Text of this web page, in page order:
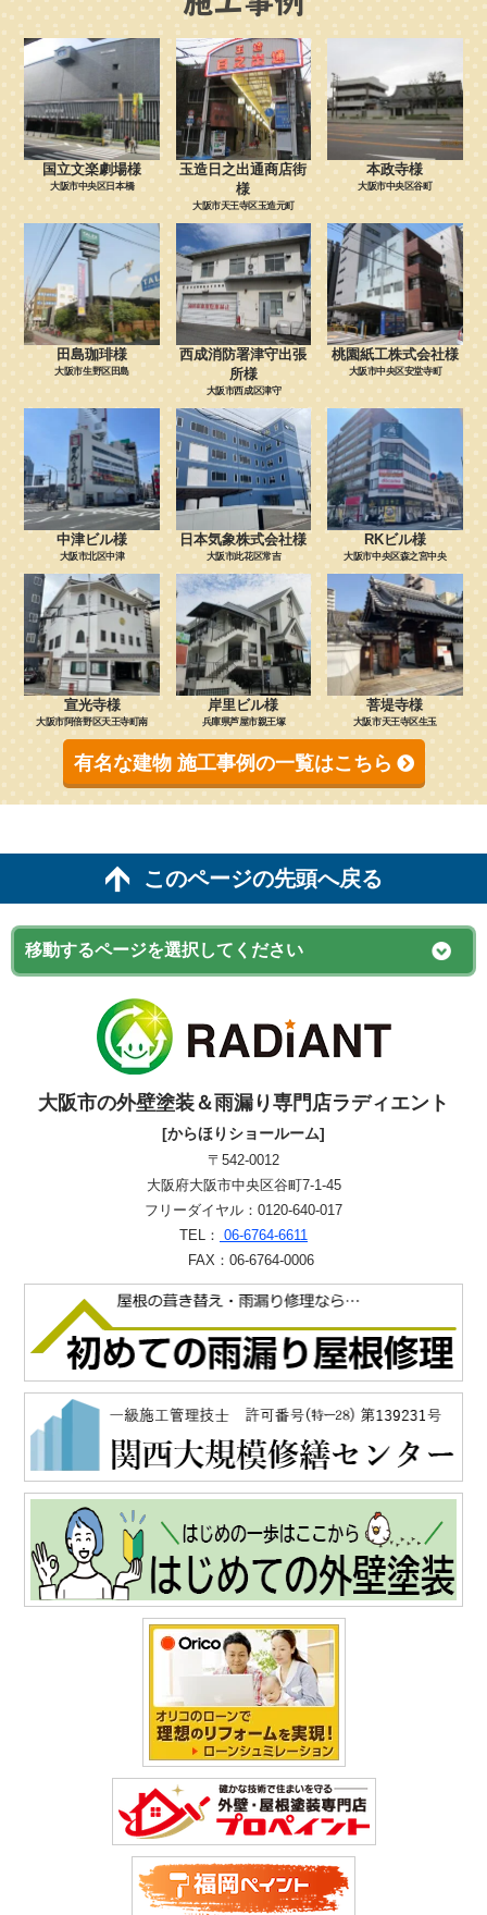
国立文楽劇場様
大阪市中央区日本橋
玉造日之出通商店街
様
大阪市天王寺区玉造元町
本政寺様
大阪市中央区谷町
田島珈琲様
大阪市生野区田島
西成消防署津守出張
所様
大阪市西成区津守
桃園紙工株式会社様
大阪市中央区安堂寺町
中津ビル様
大阪市北区中津
日本気象株式会社様
大阪市此花区常吉
RKビル様
大阪市中央区森之宮中央
宣光寺様
大阪市阿倍野区天王寺町南
岸里ビル様
兵庫県芦屋市親王塚
菩堤寺様
大阪市天王寺区生玉
有名な建物 施工事例の一覧はこちら
このページの先頭へ戻る
大阪市の外壁塗装＆雨漏り専門店ラディエント
[からほりショールーム]
〒542-0012
大阪府大阪市中央区谷町7-1-45
フリーダイヤル：0120-640-017
TEL： 06-6764-6611
FAX：06-6764-0006